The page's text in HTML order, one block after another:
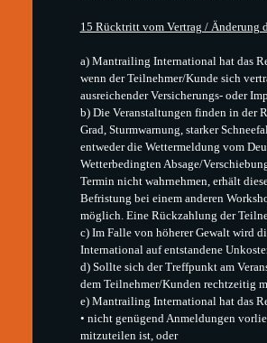
15 Rücktritt vom Vertrag / Änderung
a) Mantrailing International hat das
wenn der Teilnehmer/Kunde sich
ausreichender Versicherungs- oder
b) Die Veranstaltungen finden in der
Grad, Sturmwarnung, starker
entweder die Wettermeldung vom
Wetterbedingten Absage/
Termin nicht wahrnehmen, erhält
Befristung bei einem anderen
möglich. Eine Rückzahlung der
c) Im Falle von höherer Gewalt wird
International auf entstandene
d) Sollte sich der Treffpunkt am
dem Teilnehmer/Kunden rechtzeitig
e) Mantrailing International hat das
• nicht genügend Anmeldungen
mitzuteilen ist, oder